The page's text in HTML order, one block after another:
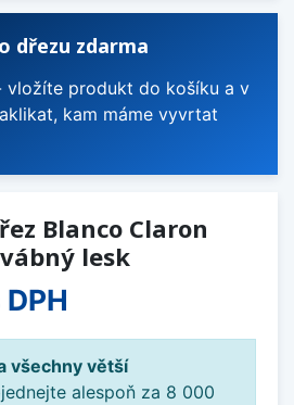
dřezu zdarma
vložíte produkt do košíku a v
kam máme vyvrtat
Blanco Claron
lesk
DPH
všechny větší
alespoň za 8 000